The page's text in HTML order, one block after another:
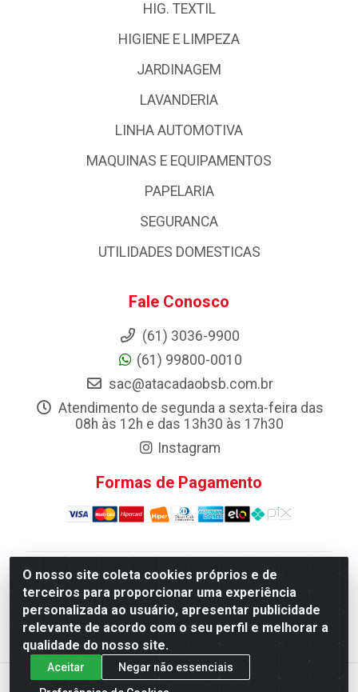
O nosso site coleta cookies próprios e de
terceiros para proporcionar uma experiência
personalizada ao usuário, apresentar publicidade
relevante de acordo com o seu perfil e melhorar a
qualidade do nosso site.
Aceitar
Negar não essenciais
HIG. TEXTIL
HIGIENE E LIMPEZA
JARDINAGEM
LAVANDERIA
LINHA AUTOMOTIVA
MAQUINAS E EQUIPAMENTOS
PAPELARIA
SEGURANCA
UTILIDADES DOMESTICAS
Fale Conosco
(61) 3036-9900
(61) 99800-0010
sac@atacadaobsb.com.br
Atendimento de segunda a sexta-feira das
08h às 12h e das 13h30 às 17h30
Instagram
Formas de Pagamento
Atacadao da Limpeza F. Pereira Queiroz Comercio e
Distribuicao LTDA - Quadra Qi 10 Lotes 39 e, 41 - Setor
Industrial (Taguatinga), Brasília/DF - CEP 72.135-100 -
CNPJ 13.184.675/0001-80